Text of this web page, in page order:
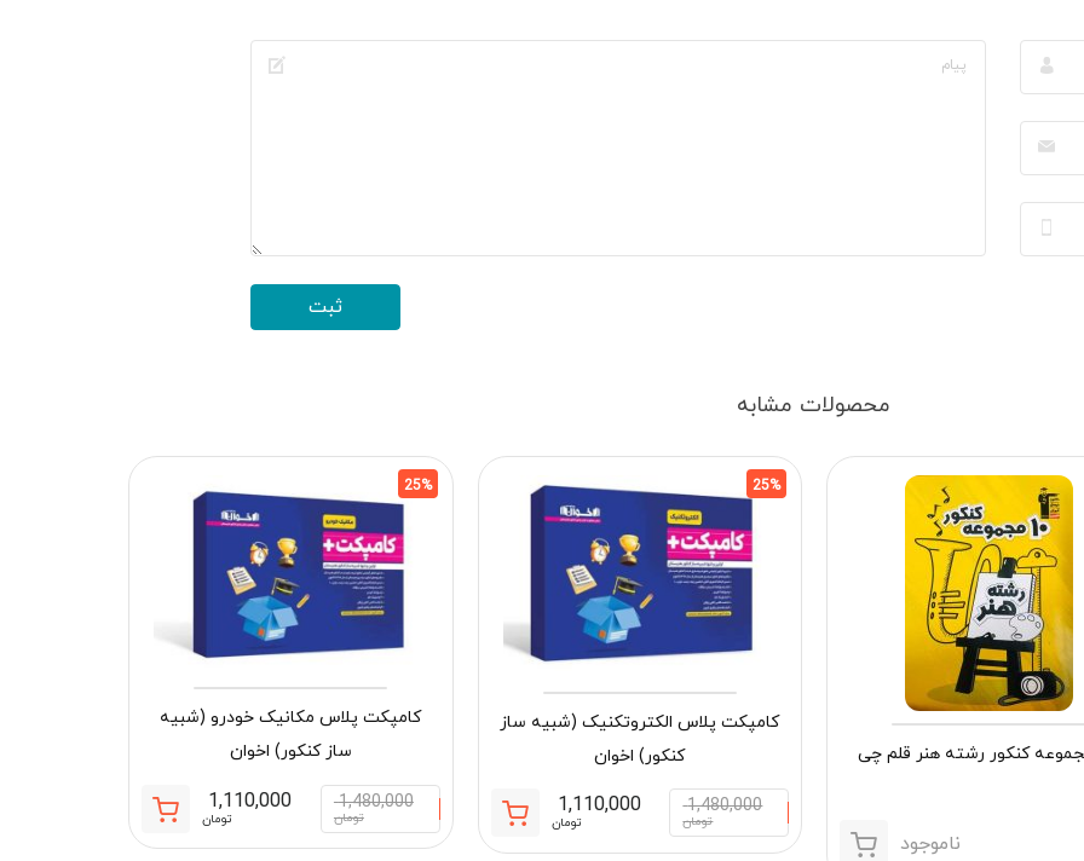
محصولات مشابه
ناموجود
25%
کامپکت پلاس الکتروتکنیک (شبیه ساز
کنکور) اخوان
1,480,000
تومان
قیمت
اصلی:
1,110,000
تومان
قیمت
فعلی:
25%
کامپکت پلاس مکانیک خودرو (شبیه
ساز کنکور) اخوان
1,480,000
تومان
اصلی:
1,110,000
تومان
فعلی: